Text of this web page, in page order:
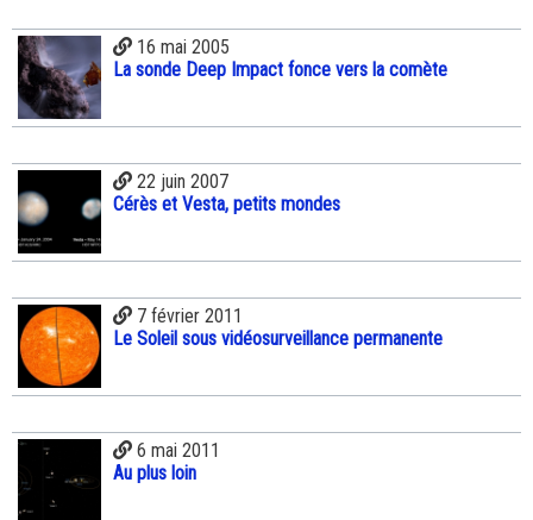
16 mai 2005
La sonde Deep Impact fonce vers la comète
22 juin 2007
Cérès et Vesta, petits mondes
7 février 2011
Le Soleil sous vidéosurveillance permanente
6 mai 2011
Au plus loin